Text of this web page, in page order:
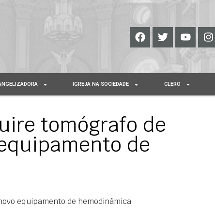
IGREJA NA SOCIEDADE CLERO
tomógrafo de
de
equipamento de hemodinâmica